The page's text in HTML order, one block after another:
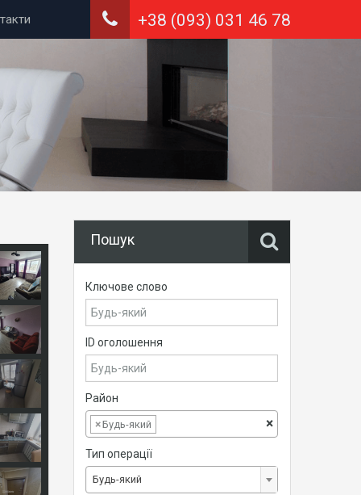
+38 (093) 031 46 78
Пошук
Ключове слово
ID оголошення
Район
×
×Будь-який
Тип операції
Будь-який